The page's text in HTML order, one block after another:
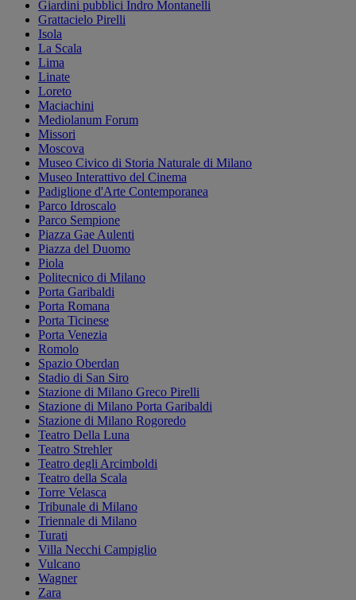
Giardini pubblici Indro Montanelli
Grattacielo Pirelli
Isola
La Scala
Lima
Linate
Loreto
Maciachini
Mediolanum Forum
Missori
Moscova
Museo Civico di Storia Naturale di Milano
Museo Interattivo del Cinema
Padiglione d'Arte Contemporanea
Parco Idroscalo
Parco Sempione
Piazza Gae Aulenti
Piazza del Duomo
Piola
Politecnico di Milano
Porta Garibaldi
Porta Romana
Porta Ticinese
Porta Venezia
Romolo
Spazio Oberdan
Stadio di San Siro
Stazione di Milano Greco Pirelli
Stazione di Milano Porta Garibaldi
Stazione di Milano Rogoredo
Teatro Della Luna
Teatro Strehler
Teatro degli Arcimboldi
Teatro della Scala
Torre Velasca
Tribunale di Milano
Triennale di Milano
Turati
Villa Necchi Campiglio
Vulcano
Wagner
Zara